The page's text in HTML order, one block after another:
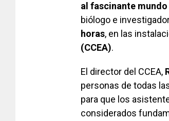
al fascinante
biólogo e
horas, en las
(CCEA).
El director del CCEA,
personas de todas
para que los
considerados